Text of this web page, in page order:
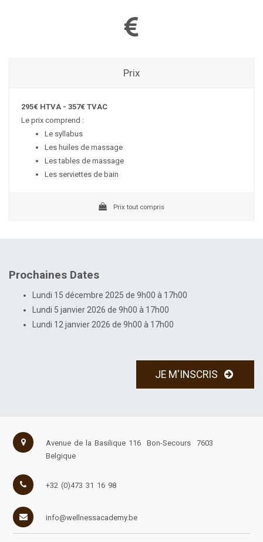
Prix
295€ HTVA - 357€ TVAC
Le prix comprend :
Le syllabus
Les huiles de massage
Les tables de massage
Les serviettes de bain
Prix tout compris
Prochaines Dates
Lundi 15 décembre 2025 de 9h00 à 17h00
Lundi 5 janvier 2026 de 9h00 à 17h00
Lundi 12 janvier 2026 de 9h00 à 17h00
JE M'INSCRIS
Avenue de la Basilique 116 Bon-Secours
7603
Belgique
+32 (0)473 31 16 98
info@wellnessacademy.be